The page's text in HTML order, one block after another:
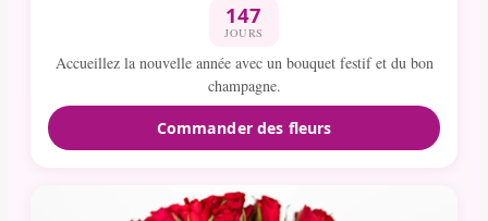
147
JOURS
Accueillez la nouvelle année avec un bouquet festif et du bon
champagne.
Commander des fleurs